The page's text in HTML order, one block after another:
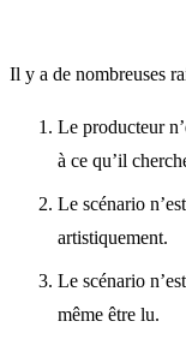
Il y a de nombreuses
Le producteur
à ce qu’il
Le scénario
artistiquement.
Le scénario
même être lu.